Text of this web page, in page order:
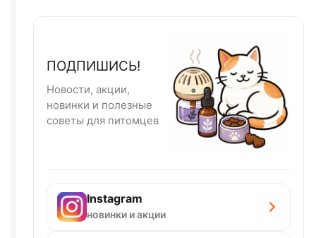
ПОДПИШИСЬ!
Новости, акции,
новинки и полезные
советы для питомцев
Instagram
новинки и акции